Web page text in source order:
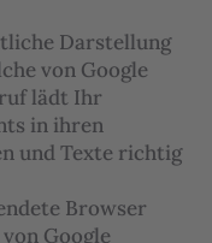
Darstellung
von Google
lädt Ihr
in ihren
und Texte richtig
Browser
Google